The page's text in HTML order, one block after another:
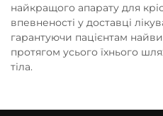
найкращого апарату для
впевненості у доставці
гарантуючи пацієнтам
протягом усього їхнього
тіла.